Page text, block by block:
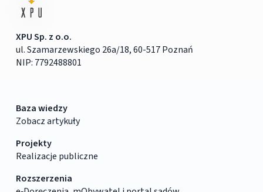
XPU Sp. z o.o.
ul. Szamarzewskiego 26a/18, 60-517 Poznań
NIP: 7792488801
Baza wiedzy
Zobacz artykuły
Projekty
Realizacje publiczne
Rozszerzenia